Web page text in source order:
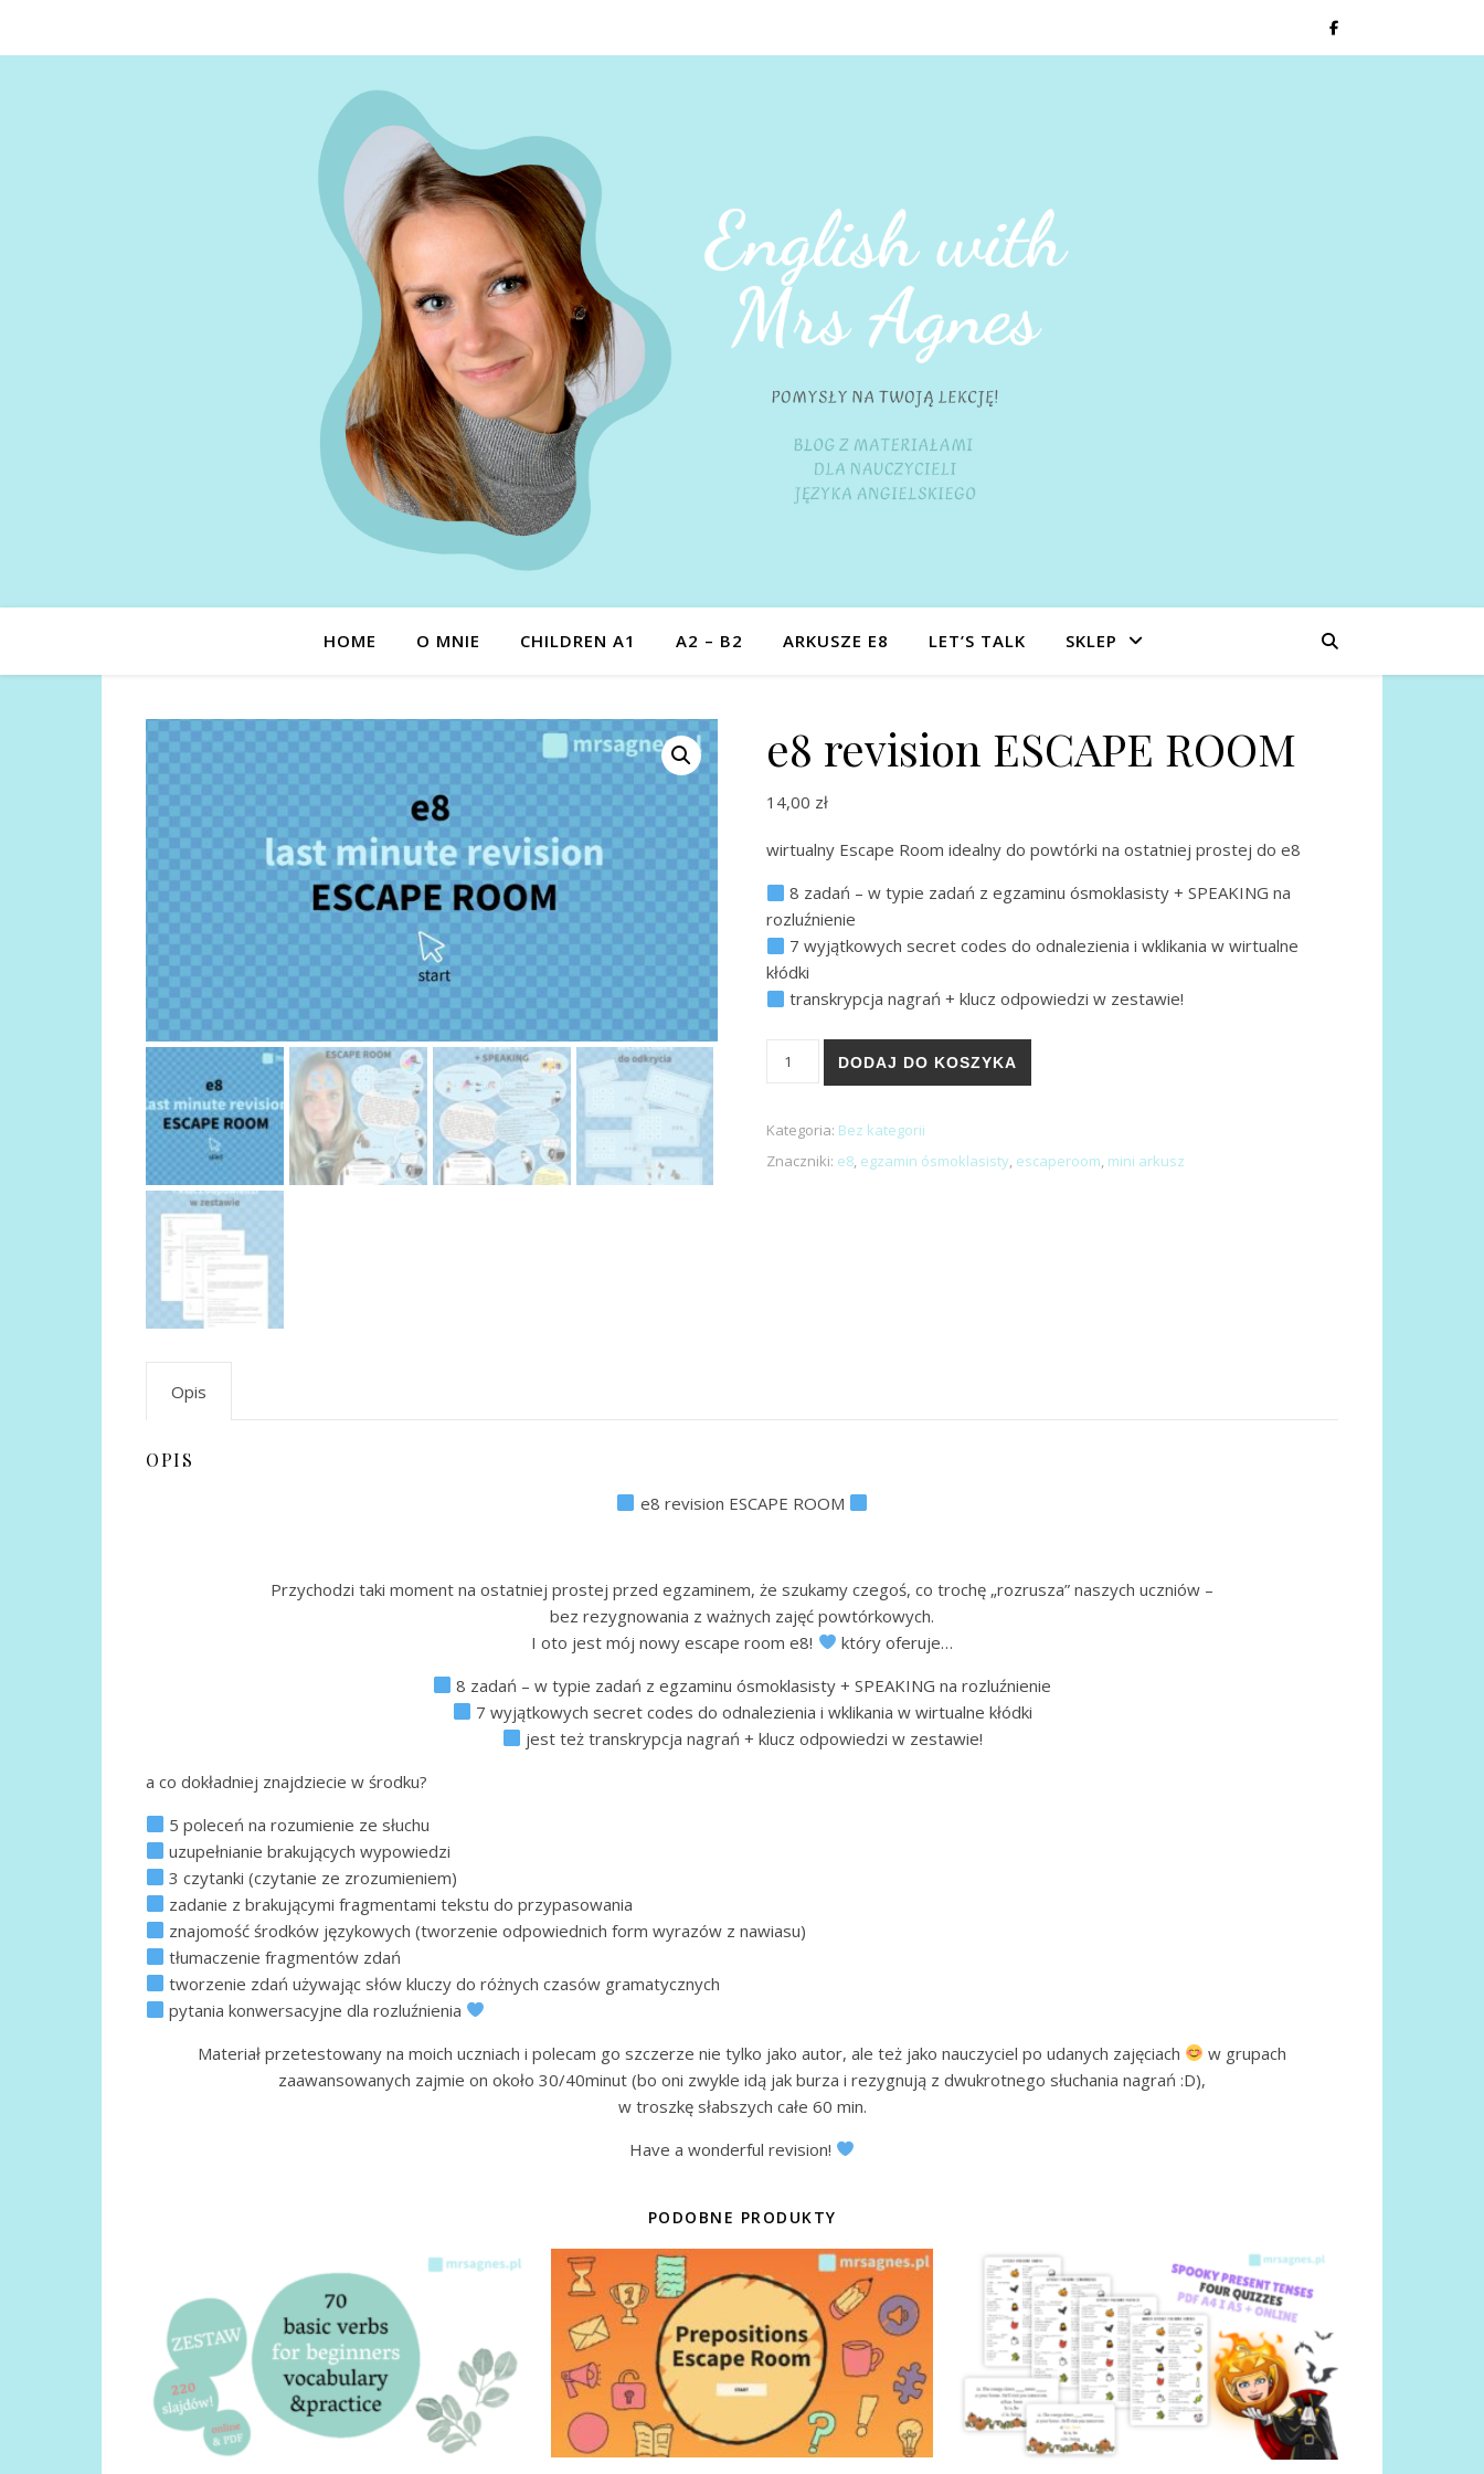
HOME O MNIE CHILDREN A1 A2 – B2 ARKUSZE E8 LET’S TALK SKLEP
e8 revision ESCAPE ROOM
14,00 zł
wirtualny Escape Room idealny do powtórki na ostatniej prostej do e8
8 zadań – w typie zadań z egzaminu ósmoklasisty + SPEAKING na
rozluźnienie
7 wyjątkowych secret codes do odnalezienia i wklikania w wirtualne
kłódki
transkrypcja nagrań + klucz odpowiedzi w zestawie!
ilość e8 revision ESCAPE ROOM
DODAJ DO KOSZYKA
Kategoria: Bez kategorii
Znaczniki: e8, egzamin ósmoklasisty, escaperoom, mini arkusz
Opis
OPIS
e8 revision ESCAPE ROOM
Przychodzi taki moment na ostatniej prostej przed egzaminem, że szukamy czegoś, co trochę „rozrusza” naszych uczniów –
bez rezygnowania z ważnych zajęć powtórkowych.
I oto jest mój nowy escape room e8!
który oferuje…
8 zadań – w typie zadań z egzaminu ósmoklasisty + SPEAKING na rozluźnienie
7 wyjątkowych secret codes do odnalezienia i wklikania w wirtualne kłódki
jest też transkrypcja nagrań + klucz odpowiedzi w zestawie!
a co dokładniej znajdziecie w środku?
5 poleceń na rozumienie ze słuchu
uzupełnianie brakujących wypowiedzi
3 czytanki (czytanie ze zrozumieniem)
zadanie z brakującymi fragmentami tekstu do przypasowania
znajomość środków językowych (tworzenie odpowiednich form wyrazów z nawiasu)
tłumaczenie fragmentów zdań
tworzenie zdań używając słów kluczy do różnych czasów gramatycznych
pytania konwersacyjne dla rozluźnienia
Materiał przetestowany na moich uczniach i polecam go szczerze nie tylko jako autor, ale też jako nauczyciel po udanych zajęciach
w grupach
zaawansowanych zajmie on około 30/40minut (bo oni zwykle idą jak burza i rezygnują z dwukrotnego słuchania nagrań :D),
w troszkę słabszych całe 60 min.
Have a wonderful revision!
PODOBNE PRODUKTY